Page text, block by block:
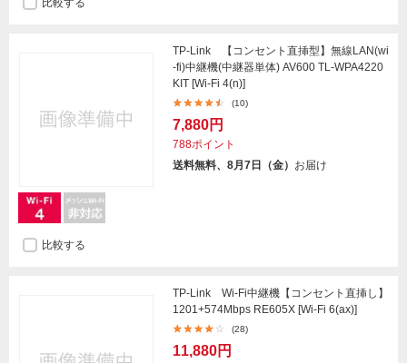
比較する
TP-Link 【コンセント直挿型】無線LAN(wi
-fi)中継機(中継器単体) AV600 TL-WPA4220
KIT [Wi-Fi 4(n)]
(10)
7,880円
788ポイント
送料無料、8月7日（金） お届け
比較する
TP-Link Wi-Fi中継機【コンセント直挿し】
1201+574Mbps RE605X [Wi-Fi 6(ax)]
(28)
11,880円